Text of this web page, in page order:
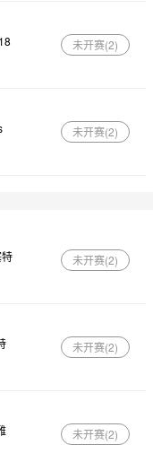
未开赛(2)
未开赛(2)
未开赛(2)
未开赛(2)
未开赛(2)